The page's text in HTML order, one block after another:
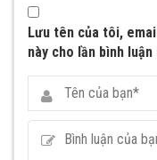
Lưu tên của tôi,
này cho lần bình